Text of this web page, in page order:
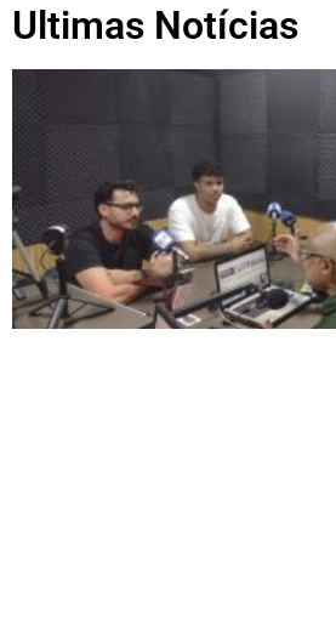
Ultimas Notícias